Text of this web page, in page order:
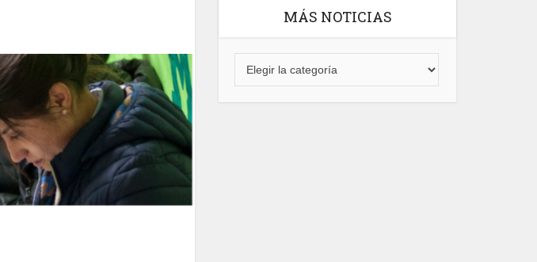
MÁS NOTICIAS